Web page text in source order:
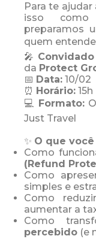
Para te
isso
preparamos
quem
🎤 Convidado
da Protect
📅 Data: 10/02
⏰ Horário: 15h
💻 Formato:
Just Travel
✨ O que
Como
(Refund
Como
simples e
Como
aumentar a
Como
percebido (e